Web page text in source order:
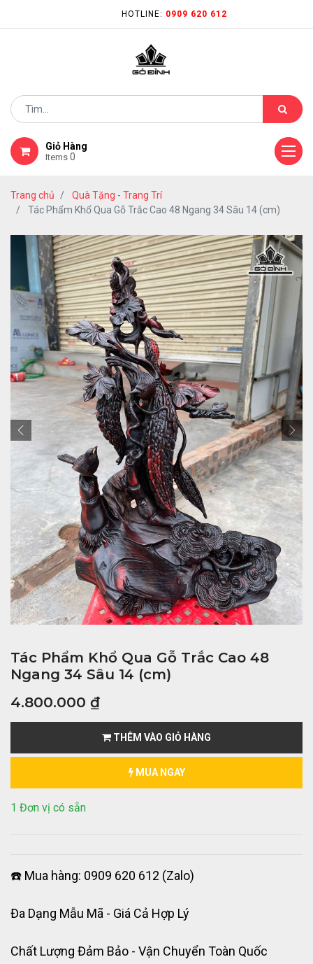
HOTLINE: 0909 620 612
Giỏ Hàng
Items 0
Trang chủ
Quà Tặng - Trang Trí
Tác Phẩm Khổ Qua Gỗ Trắc Cao 48 Ngang 34 Sâu 14 (cm)
Tác Phẩm Khổ Qua Gỗ Trắc Cao 48
Ngang 34 Sâu 14 (cm)
4.800.000 ₫
THÊM VÀO GIỎ HÀNG
MUA NGAY
1 Đơn vị có sẵn
☎️ Mua hàng: 0909 620 612 (Zalo)
Đa Dạng Mẫu Mã - Giá Cả Hợp Lý
Chất Lượng Đảm Bảo - Vận Chuyển Toàn Quốc